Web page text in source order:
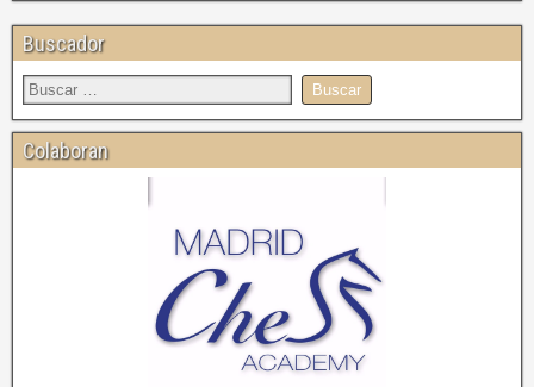
Buscador
Colaboran